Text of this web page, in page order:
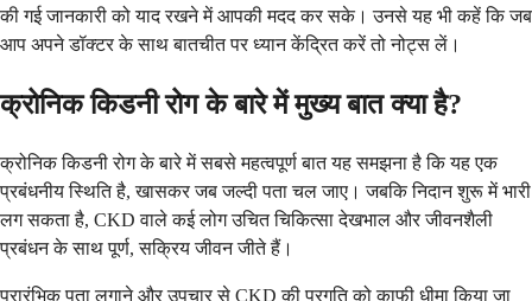
की गई जानकारी को याद रखने में आपकी मदद कर सके। उनसे यह भी कहें कि जब
आप अपने डॉक्टर के साथ बातचीत पर ध्यान केंद्रित करें तो नोट्स लें।
क्रोनिक किडनी रोग के बारे में मुख्य बात क्या है?
क्रोनिक किडनी रोग के बारे में सबसे महत्वपूर्ण बात यह समझना है कि यह एक
प्रबंधनीय स्थिति है, खासकर जब जल्दी पता चल जाए। जबकि निदान शुरू में भारी
लग सकता है, CKD वाले कई लोग उचित चिकित्सा देखभाल और जीवनशैली
प्रबंधन के साथ पूर्ण, सक्रिय जीवन जीते हैं।
प्रारंभिक पता लगाने और उपचार से CKD की प्रगति को काफी धीमा किया जा